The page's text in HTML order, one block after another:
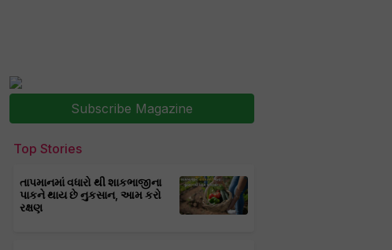
Subscribe Magazine
Top Stories
તાપમાનમાં વધારો થી શાકભાજીના
પાકને થાય છે નુકસાન, આમ કરો
રક્ષણ